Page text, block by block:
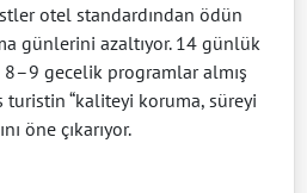
otel standardından ödün
günlerini azaltıyor. 14 günlük
gecelik programlar almış
turistin “kaliteyi koruma, süreyi
öne çıkarıyor.